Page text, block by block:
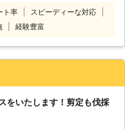
に誠意を持って対応をして
のです。職人の人柄に自信
ませ。 ●終わりに 庭
は成長にも関わることをご存
しまうので、本来成長をさせ
実の成長を阻害してしまう
を整えましょう。そのとき
とも当店にお問い合わせくだ
で対策！ 剪定することで風
、日光が当たるようになると
当たりが悪く、ジメジメと湿
状態を好みます。病害虫の被
な庭木があっても、放って
作に枝葉を伸ばして美しく
が必要です。 ご自身でお手
ト率
スピーディーな対応
経験豊富
をいたします！剪定も伐採